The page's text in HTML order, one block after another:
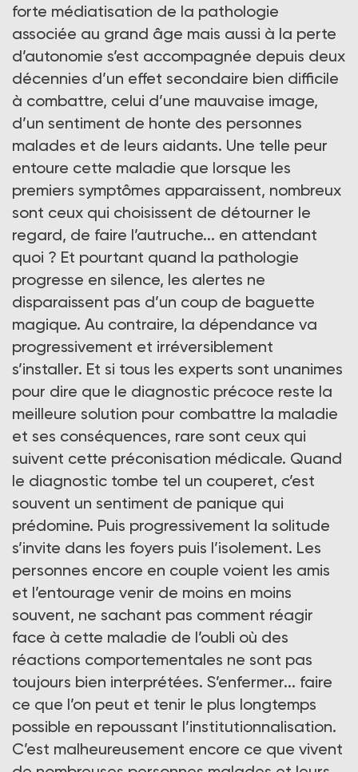
forte médiatisation de la pathologie
associée au grand âge mais aussi à la perte
d’autonomie s’est accompagnée depuis deux
décennies d’un effet secondaire bien difficile
à combattre, celui d’une mauvaise image,
d’un sentiment de honte des personnes
malades et de leurs aidants. Une telle peur
entoure cette maladie que lorsque les
premiers symptômes apparaissent, nombreux
sont ceux qui choisissent de détourner le
regard, de faire l’autruche... en attendant
quoi ? Et pourtant quand la pathologie
progresse en silence, les alertes ne
disparaissent pas d’un coup de baguette
magique. Au contraire, la dépendance va
progressivement et irréversiblement
s’installer. Et si tous les experts sont unanimes
pour dire que le diagnostic précoce reste la
meilleure solution pour combattre la maladie
et ses conséquences, rare sont ceux qui
suivent cette préconisation médicale. Quand
le diagnostic tombe tel un couperet, c’est
souvent un sentiment de panique qui
prédomine. Puis progressivement la solitude
s’invite dans les foyers puis l’isolement. Les
personnes encore en couple voient les amis
et l’entourage venir de moins en moins
souvent, ne sachant pas comment réagir
face à cette maladie de l’oubli où des
réactions comportementales ne sont pas
toujours bien interprétées. S’enfermer... faire
ce que l’on peut et tenir le plus longtemps
possible en repoussant l’institutionnalisation.
C’est malheureusement encore ce que vivent